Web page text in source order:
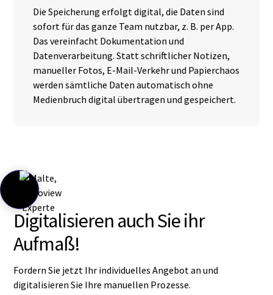
Die Speicherung erfolgt digital, die Daten sind
sofort für das ganze Team nutzbar, z. B. per App.
Das vereinfacht Dokumentation und
Datenverarbeitung. Statt schriftlicher Notizen,
manueller Fotos, E-Mail-Verkehr und Papierchaos
werden sämtliche Daten automatisch ohne
Medienbruch digital übertragen und gespeichert.
Digitalisieren auch Sie ihr
Aufmaß!
Fordern Sie jetzt Ihr individuelles Angebot an und
digitalisieren Sie Ihre manuellen Prozesse.